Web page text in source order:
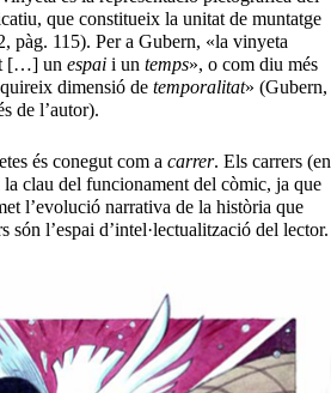
que constitueix la unitat de muntatge
pàg. 115). Per a Gubern, «la vinyeta
[…] un espai i un temps», o com diu més
dimensió de temporalitat» (Gubern,
de l’autor).
és conegut com a carrer. Els carrers (en
la clau del funcionament del còmic, ja que
l’evolució narrativa de la història que
són l’espai d’intel·lectualització del lector.